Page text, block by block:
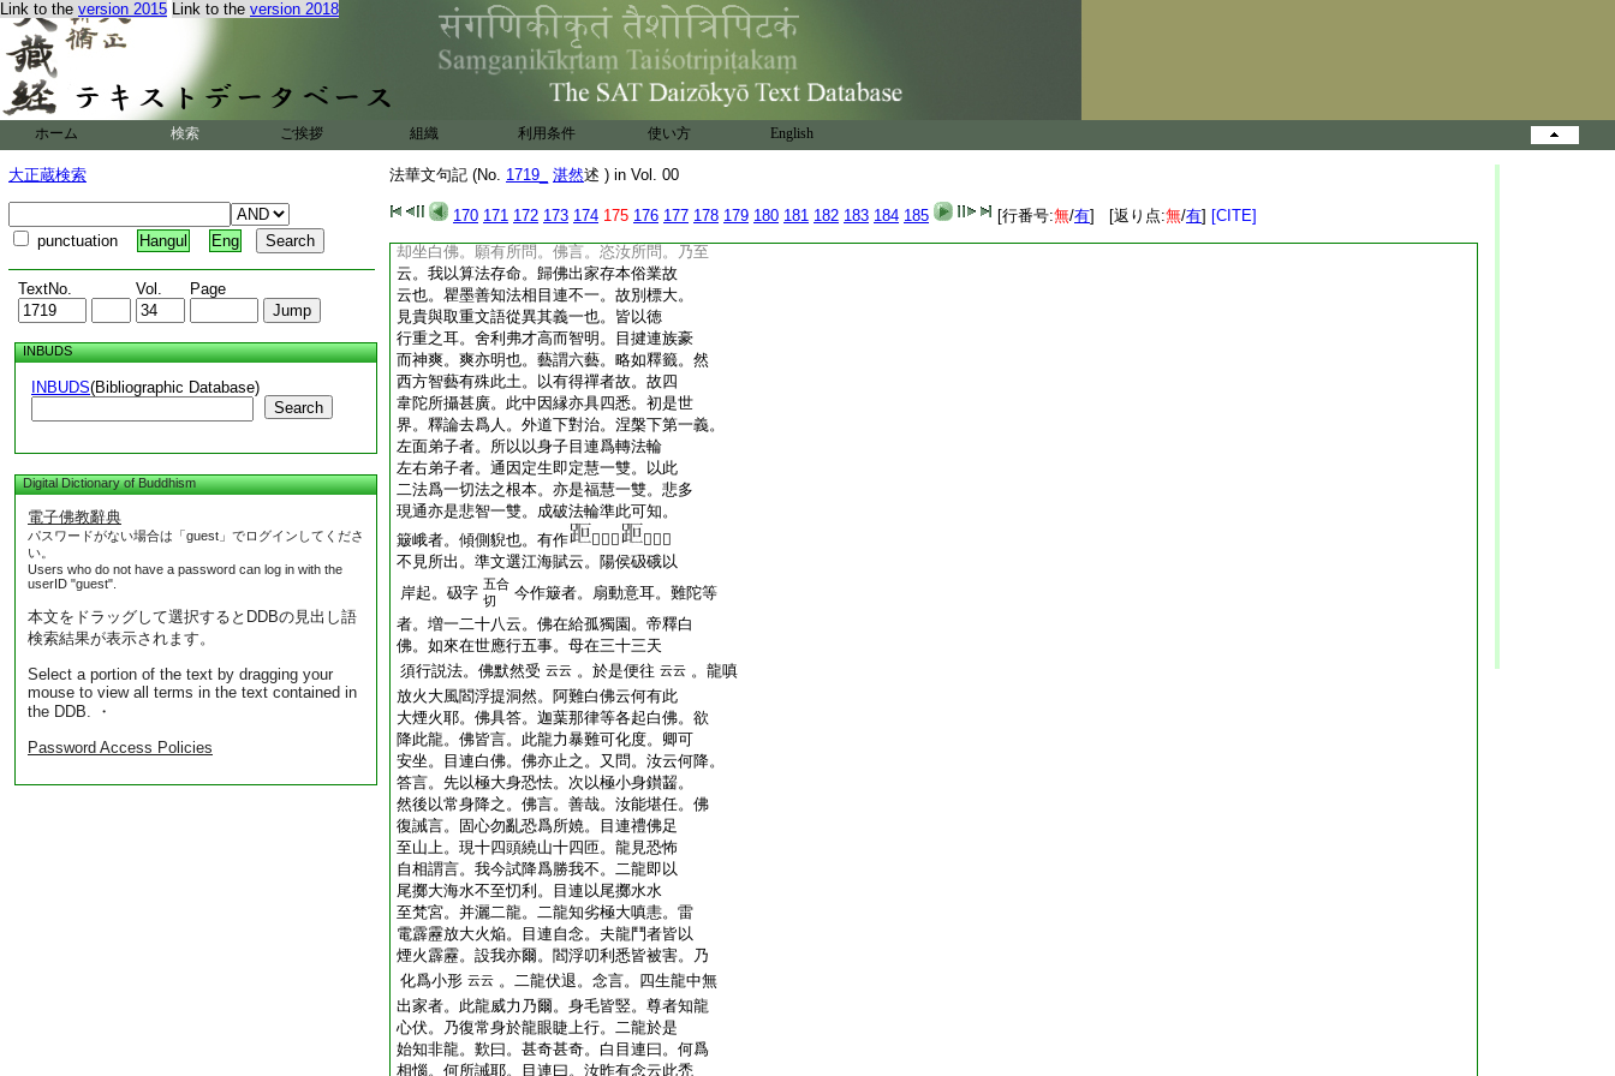
Link to the version 2015 Link to the version 2018
ホーム 検索 ご挨拶 組織 利用条件 使い方 English
大正蔵検索
punctuation Hangul Eng
TextNo. Vol. Page
INBUDS
INBUDS(Bibliographic Database)
Search
Digital Dictionary of Buddhism
電子佛教辭典
パスワードがない場合は「guest」でログインしてくださ
い。
Users who do not have a password can log in with the
userID "guest".
本文をドラッグして選択するとDDBの見出し語
検索結果が表示されます。
Select a portion of the text by dragging your
mouse to view all terms in the text contained in
the DDB. ・
Password Access Policies
法華文句記 (No. 1719_ 湛然述 ) in Vol. 00
170 171 172 173 174 175 176 177 178 179 180 181 182 183 184 185 [行番号:無/有] [返り点:無/有] [CITE]
證。皆爲利生或對佛述解。非如凡夫自
謂己見而稱己能。故云妄有所説。釋目連
中。吉占等者。父名吉占。其父初生時相者占
之言吉。因以爲名。目伽略兮度五字。並是
西音。故論第十釋如來語密中。引目連尋
聲。彼佛告云。目伽路子度何故來此。目連乃
答言等。乃是彼佛稱此五字而命目連。即
是二土音輕重耳。文中路字者誤作略字。子
字誤作兮字。同名者多者。如中含三十五
云。有算數目連。善知算法。彼經佛在舍衞
却坐白佛。願有所問。佛言。恣汝所問。乃至
云。我以算法存命。歸佛出家存本俗業故
云也。瞿墨善知法相目連不一。故別標大。
見貴與取重文語從異其義一也。皆以徳
行重之耳。舍利弗才高而智明。目揵連族豪
而神爽。爽亦明也。藝謂六藝。略如釋籤。然
西方智藝有殊此土。以有得禪者故。故四
韋陀所攝甚廣。此中因縁亦具四悉。初是世
界。釋論去爲人。外道下對治。涅槃下第一義。
左面弟子者。所以以身子目連爲轉法輪
左右弟子者。通因定生即定慧一雙。以此
二法爲一切法之根本。亦是福慧一雙。悲多
現通亦是悲智一雙。成破法輪準此可知。
簸峨者。傾側貎也。有作
𨁟有作
𨁟。並
不見所出。準文選江海賦云。陽侯砐硪以
岸起。砐字 五合
切
今作簸者。扇動意耳。難陀等
者。増一二十八云。佛在給孤獨園。帝釋白
佛。如來在世應行五事。母在三十三天
須行説法。佛默然受 云云 。於是便往 云云 。龍嗔
放火大風閻浮提洞然。阿難白佛云何有此
大煙火耶。佛具答。迦葉那律等各起白佛。欲
降此龍。佛皆言。此龍力暴難可化度。卿可
安坐。目連白佛。佛亦止之。又問。汝云何降。
答言。先以極大身恐怯。次以極小身鑚齧。
然後以常身降之。佛言。善哉。汝能堪任。佛
復誡言。固心勿亂恐爲所嬈。目連禮佛足
至山上。現十四頭繞山十四匝。龍見恐怖
自相謂言。我今試降爲勝我不。二龍即以
尾擲大海水不至忉利。目連以尾擲水水
至梵宮。并灑二龍。二龍知劣極大嗔恚。雷
電霹靂放大火焔。目連自念。夫龍鬥者皆以
煙火霹靂。設我亦爾。閻浮叨利悉皆被害。乃
化爲小形 云云 。二龍伏退。念言。四生龍中無
出家者。此龍威力乃爾。身毛皆竪。尊者知龍
心伏。乃復常身於龍眼睫上行。二龍於是
始知非龍。歎曰。甚奇甚奇。白目連曰。何爲
相惱。何所誡耶。目連曰。汝昨有念云此禿